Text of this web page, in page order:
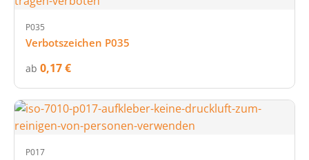
P035
Verbotszeichen P035
ab 0,17 €
P017